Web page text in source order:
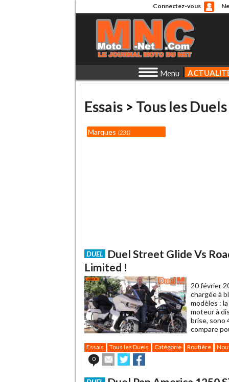
Connectez-vous
Menu
Essais > Tous les Duels
Marques 231
DUEL
Duel Street Glide Vs
Limited !
20 février
chargée à
modèles :
moteur à
brise, sono
compare
Essais Tous les Duels Catégorie Routière
0
Envoyer
cet
Partager
sur sur